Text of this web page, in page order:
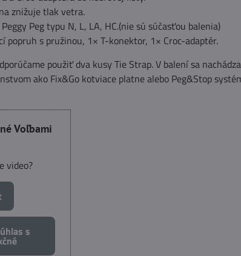
znižuje tlak vetra.
Peg typu N, L, LA, HC.(nie sú súčasťou balenia)
popruh s pružinou, 1× T-konektor, 1× Croc-adaptér.
použiť dva kusy Tie Strap. V balení sa
ako Fix&Go kotviace platne alebo Peg&Stop
Voľbami
video?
s